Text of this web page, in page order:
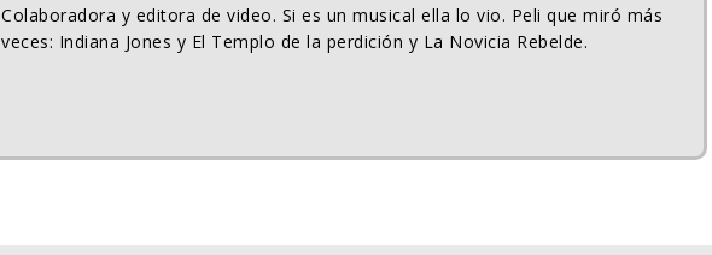
Colaboradora y editora de video. Si es un musical ella lo vio. Peli que miró más
veces: Indiana Jones y El Templo de la perdición y La Novicia Rebelde.